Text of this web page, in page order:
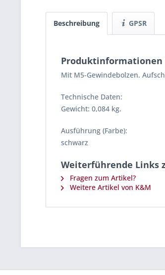
Beschreibung GPSR
Produktinformationen
Mit M5-Gewindebolzen.
Technische Daten:
Gewicht: 0,084 kg.
Ausführung (Farbe):
schwarz
Weiterführende Links
Fragen zum Artikel?
Weitere Artikel von K&M